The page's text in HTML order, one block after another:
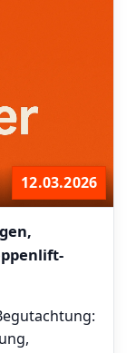
12.03.2026